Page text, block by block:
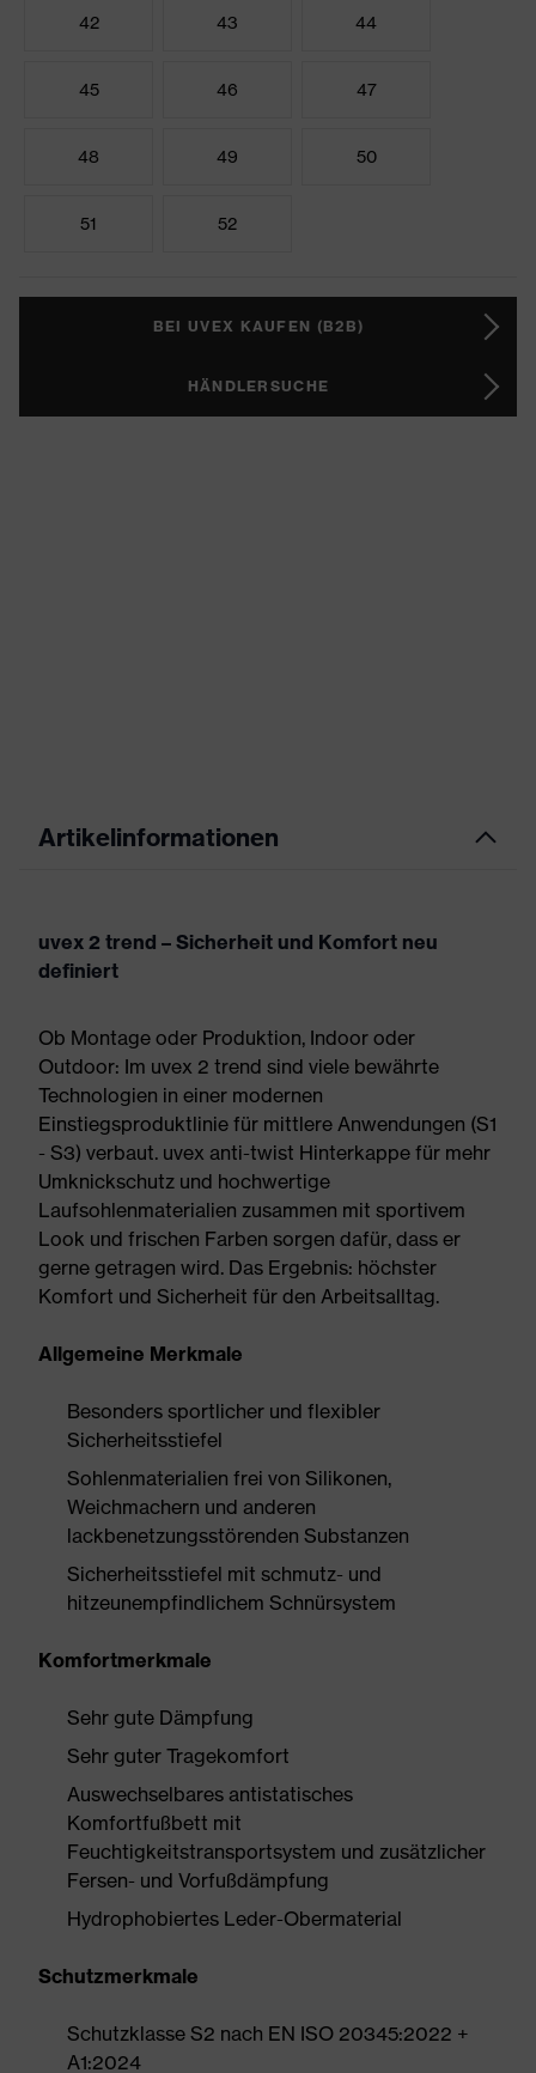
42 43 44
45 46 47
48 49 50
51 52
BEI UVEX KAUFEN (B2B)
HÄNDLERSUCHE
Artikelinformationen
uvex 2 trend – Sicherheit und Komfort neu
definiert
Ob Montage oder Produktion, Indoor oder
Outdoor: Im uvex 2 trend sind viele bewährte
Technologien in einer modernen
Einstiegsproduktlinie für mittlere Anwendungen (S1
- S3) verbaut. uvex anti-twist Hinterkappe für mehr
Umknickschutz und hochwertige
Laufsohlenmaterialien zusammen mit sportivem
Look und frischen Farben sorgen dafür, dass er
gerne getragen wird. Das Ergebnis: höchster
Komfort und Sicherheit für den Arbeitsalltag.
Allgemeine Merkmale
Besonders sportlicher und flexibler
Sicherheitsstiefel
Sohlenmaterialien frei von Silikonen,
Weichmachern und anderen
lackbenetzungsstörenden Substanzen
Sicherheitsstiefel mit schmutz- und
hitzeunempfindlichem Schnürsystem
Komfortmerkmale
Sehr gute Dämpfung
Sehr guter Tragekomfort
Auswechselbares antistatisches
Komfortfußbett mit
Feuchtigkeitstransportsystem und zusätzlicher
Fersen- und Vorfußdämpfung
Hydrophobiertes Leder-Obermaterial
Schutzmerkmale
Schutzklasse S2 nach EN ISO 20345:2022 +
A1:2024